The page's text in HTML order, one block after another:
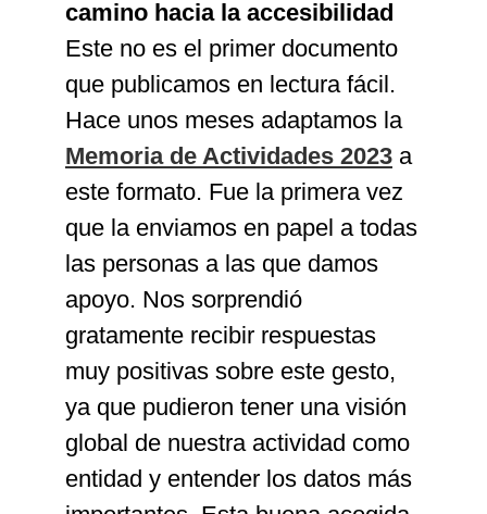
camino hacia la accesibilidad
Este no es el primer documento
que publicamos en lectura fácil.
Hace unos meses adaptamos la
Memoria de Actividades 2023a
este formato. Fue la primera vez
que la enviamos en papel a todas
las personas a las que damos
apoyo. Nos sorprendió
gratamente recibir respuestas
muy positivas sobre este gesto,
ya que pudieron tener una visión
global de nuestra actividad como
entidad y entender los datos más